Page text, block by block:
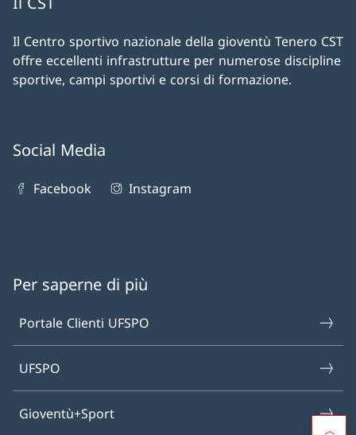
Il Centro sportivo nazionale della gioventù Tenero CST
offre eccellenti infrastrutture per numerose discipline
sportive, campi sportivi e corsi di formazione.
Social Media
Facebook Instagram
Per saperne di più
Portale Clienti UFSPO
UFSPO
Gioventù+Sport